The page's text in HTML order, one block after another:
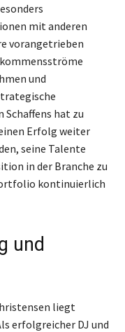
mit anderen
vorangetrieben
und
Schaffens hat zu
Erfolg weiter
seine Talente
in der Branche zu
kontinuierlich
und
liegt
erfolgreicher DJ und